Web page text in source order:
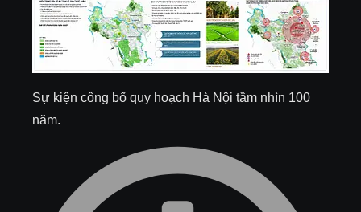
Sự kiện công bố quy hoạch Hà Nội tầm nhìn 100
năm.